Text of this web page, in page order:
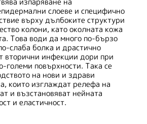
слоеве и специфично
върху дълбоките структури
колони, като околната кожа
Това води да много по-бързо
слаба болка и драстично
вторични инфекции дори при
големи повърхности. Така се
на нови и здрави
които изглаждат релефа на
и възстановяват нейната
и еластичност.